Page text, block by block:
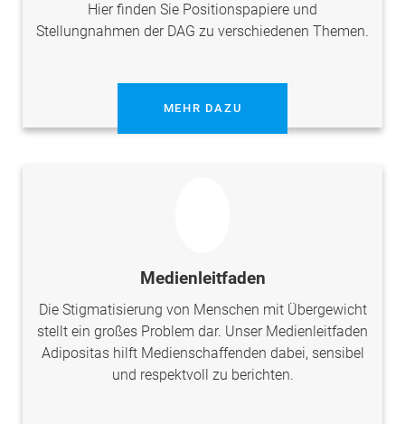
Hier finden Sie Positionspapiere und
Stellungnahmen der DAG zu verschiedenen Themen.
MEHR DAZU
Medienleitfaden
Die Stigmatisierung von Menschen mit Übergewicht
stellt ein großes Problem dar. Unser Medienleitfaden
Adipositas hilft Medienschaffenden dabei, sensibel
und respektvoll zu berichten.